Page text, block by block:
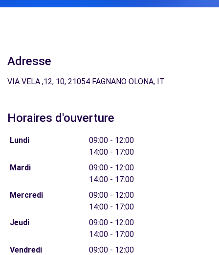
Adresse
VIA VELA ,12, 10, 21054 FAGNANO OLONA, IT
Horaires d'ouverture
Lundi
09:00 - 12:00
14:00 - 17:00
Mardi
09:00 - 12:00
14:00 - 17:00
Mercredi
09:00 - 12:00
14:00 - 17:00
Jeudi
09:00 - 12:00
14:00 - 17:00
Vendredi
09:00 - 12:00